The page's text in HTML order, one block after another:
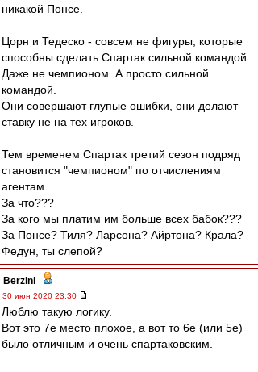
никакой Понсе.
Цорн и Тедеско - совсем не фигуры, которые
способны сделать Спартак сильной командой.
Даже не чемпионом. А просто сильной
командой.
Они совершают глупые ошибки, они делают
ставку не на тех игроков.
Тем временем Спартак третий сезон подряд
становится "чемпионом" по отчислениям
агентам.
За что???
За кого мы платим им больше всех бабок???
За Понсе? Тиля? Ларсона? Айртона? Крала?
Федун, ты слепой?
Berzini -
30 июн 2020 23:30
Люблю такую логику.
Вот это 7е место плохое, а вот то 6е (или 5е)
было отличным и очень спартаковским.